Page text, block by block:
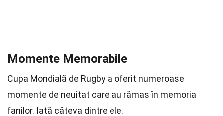
Momente Memorabile
Cupa Mondială de Rugby a oferit numeroase
momente de neuitat care au rămas în memoria
fanilor. Iată câteva dintre ele.